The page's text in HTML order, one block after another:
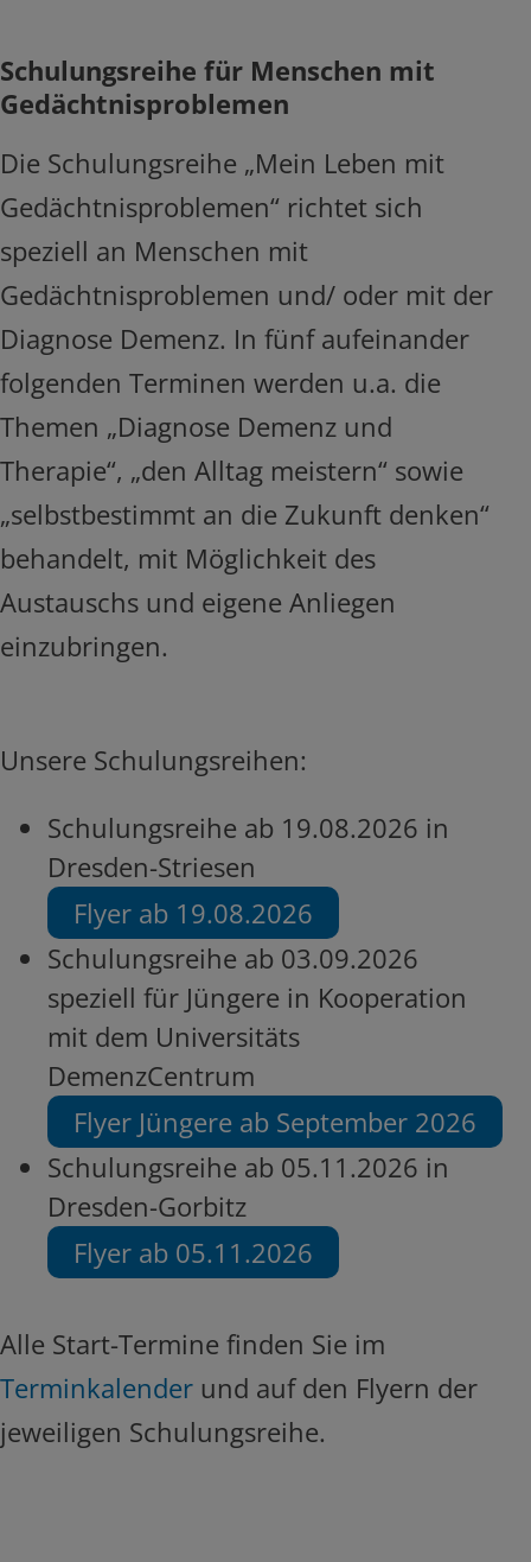
Schulungsreihe für Menschen mit
Gedächtnisproblemen
Die Schulungsreihe „Mein Leben mit
Gedächtnisproblemen“ richtet sich
speziell an Menschen mit
Gedächtnisproblemen und/ oder mit der
Diagnose Demenz. In fünf aufeinander
folgenden Terminen werden u.a. die
Themen „Diagnose Demenz und
Therapie“, „den Alltag meistern“ sowie
„selbstbestimmt an die Zukunft denken“
behandelt, mit Möglichkeit des
Austauschs und eigene Anliegen
einzubringen.
Unsere Schulungsreihen:
Schulungsreihe ab 19.08.2026 in
Dresden-Striesen
Flyer ab 19.08.2026
Schulungsreihe ab 03.09.2026
speziell für Jüngere in Kooperation
mit dem Universitäts
DemenzCentrum
Flyer Jüngere ab September 2026
Schulungsreihe ab 05.11.2026 in
Dresden-Gorbitz
Flyer ab 05.11.2026
Alle Start-Termine finden Sie im
Terminkalender und auf den Flyern der
jeweiligen Schulungsreihe.